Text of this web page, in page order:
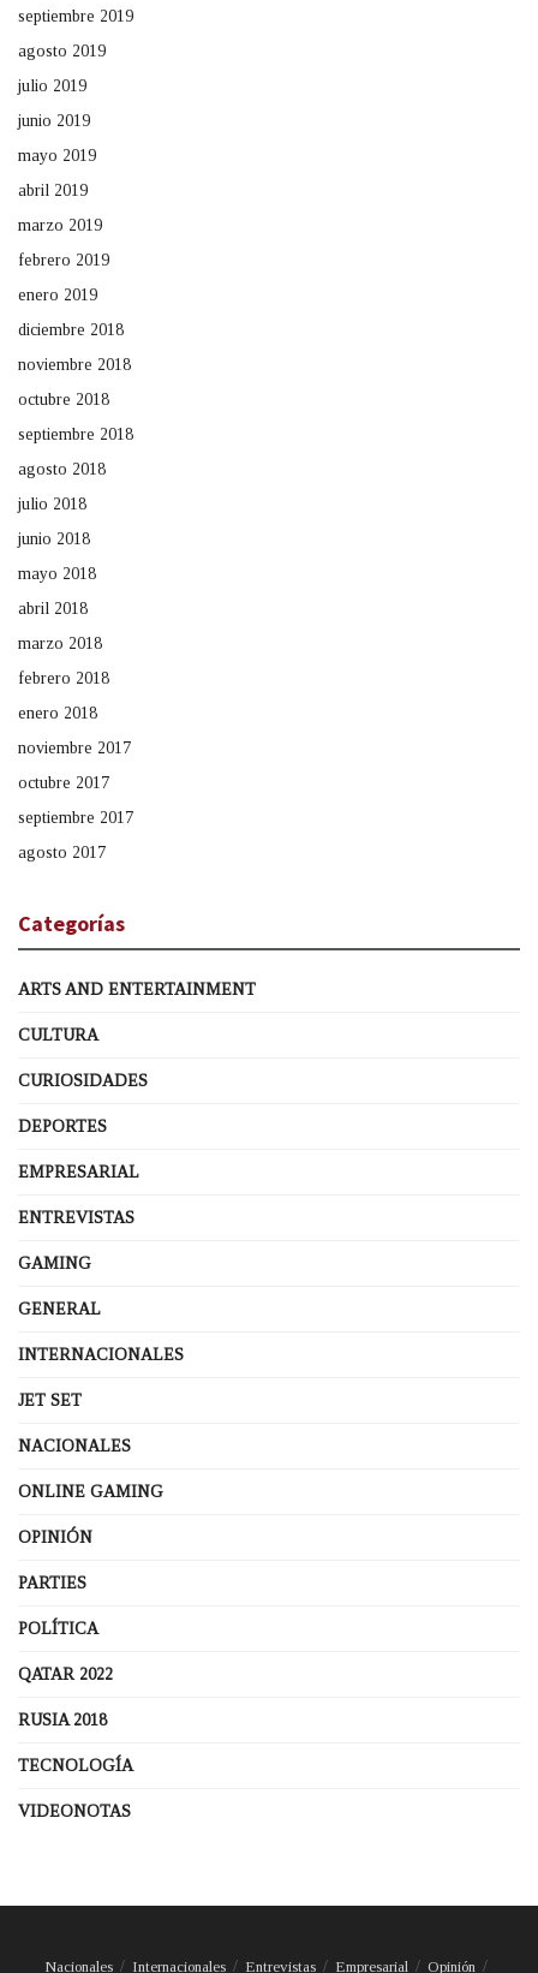
septiembre 2019
agosto 2019
julio 2019
junio 2019
mayo 2019
abril 2019
marzo 2019
febrero 2019
enero 2019
diciembre 2018
noviembre 2018
octubre 2018
septiembre 2018
agosto 2018
julio 2018
junio 2018
mayo 2018
abril 2018
marzo 2018
febrero 2018
enero 2018
noviembre 2017
octubre 2017
septiembre 2017
agosto 2017
Categorías
ARTS AND ENTERTAINMENT
CULTURA
CURIOSIDADES
DEPORTES
EMPRESARIAL
ENTREVISTAS
GAMING
GENERAL
INTERNACIONALES
JET SET
NACIONALES
ONLINE GAMING
OPINIÓN
PARTIES
POLÍTICA
QATAR 2022
RUSIA 2018
TECNOLOGÍA
VIDEONOTAS
Nacionales Internacionales Entrevistas Empresarial Opinión